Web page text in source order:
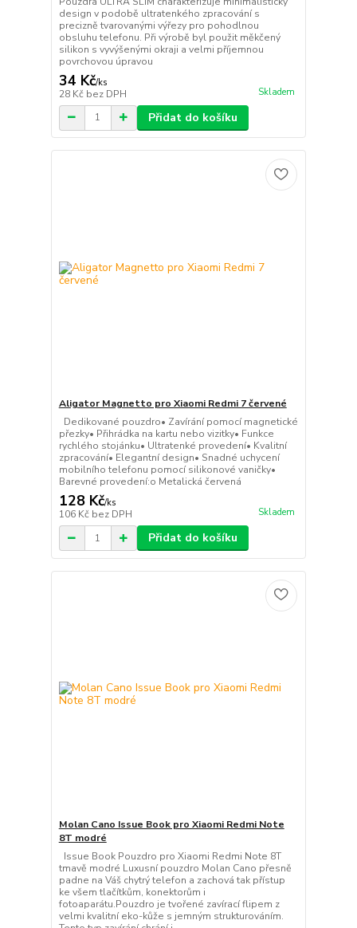
design v podobě ultratenkého zpracování s
precizně tvarovanými výřezy pro pohodlnou
obsluhu telefonu. Při výrobě byl použit měkčený
silikon s vyvýšenými okraji a velmi příjemnou
povrchovou úpravou
34 Kč/ks
28 Kč bez DPH Skladem
Přidat do košíku
Aligator Magnetto pro Xiaomi Redmi 7 červené
Dedikované pouzdro• Zavírání pomocí magnetické
přezky• Přihrádka na kartu nebo vizitky• Funkce
rychlého stojánku• Ultratenké provedení• Kvalitní
zpracování• Elegantní design• Snadné uchycení
mobilního telefonu pomocí silikonové vaničky•
Barevné provedení:o Metalická červená
128 Kč/ks
106 Kč bez DPH Skladem
Přidat do košíku
Molan Cano Issue Book pro Xiaomi Redmi Note
8T modré
Issue Book Pouzdro pro Xiaomi Redmi Note 8T
tmavě modré Luxusní pouzdro Molan Cano přesně
padne na Váš chytrý telefon a zachová tak přístup
ke všem tlačítkům, konektorům i
fotoaparátu.Pouzdro je tvořené zavírací flipem z
velmi kvalitní eko-kůže s jemným strukturováním.